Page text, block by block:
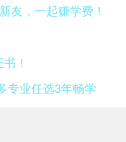
友，一起赚学费！
！
专业任选3年畅学